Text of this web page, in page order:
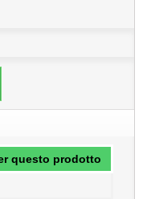
questo prodotto